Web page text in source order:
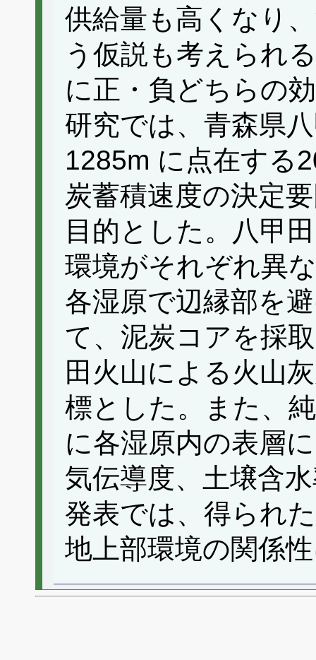
供給量も高くなり
う仮説も考えられ
に正・負どちらの
研究では、青森県
1285m に点在する
炭蓄積速度の決定
目的とした。八甲
環境がそれぞれ異
各湿原で辺縁部を
て、泥炭コアを採
田火山による火山
標とした。また、
に各湿原内の表層
気伝導度、土壌含
発表では、得られ
地上部環境の関係